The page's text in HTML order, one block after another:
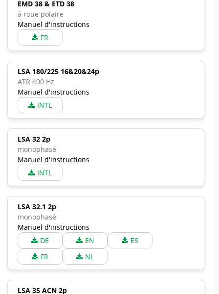
EMD 38 & ETD 38
à roue polaire
Manuel d'instructions
FR
LSA 180/225 16&20&24p
ATR 400 Hz
Manuel d'instructions
INTL
LSA 32 2p
monophasé
Manuel d'instructions
INTL
LSA 32.1 2p
monophasé
Manuel d'instructions
DE
EN
ES
FR
NL
LSA 35 ACN 2p